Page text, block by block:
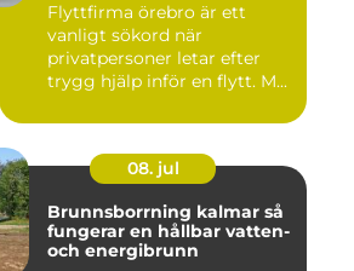
Flyttfirma örebro är ett
vanligt sökord när
privatpersoner letar efter
trygg hjälp inför en flytt. M...
08. jul
Brunnsborrning kalmar så
fungerar en hållbar vatten-
och energibrunn